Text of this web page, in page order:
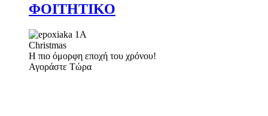
ΦΟΙΤΗΤΙΚΟ
Christmas
Η πιο όμορφη εποχή του χρόνου!
Αγοράστε Τώρα